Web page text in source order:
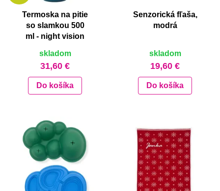
Termoska na pitie
so slamkou 500
ml - night vision
skladom
31,60 €
Do košíka
Senzorická fľaša,
modrá
skladom
19,60 €
Do košíka